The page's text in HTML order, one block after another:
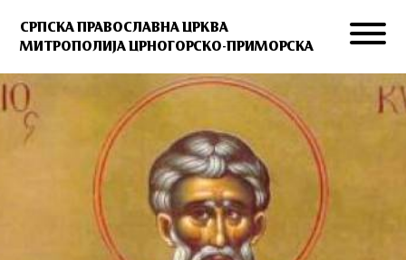
СРПСКА ПРАВОСЛАВНА ЦРКВА
МИТРОПОЛИЈА ЦРНОГОРСКО-ПРИМОРСКА